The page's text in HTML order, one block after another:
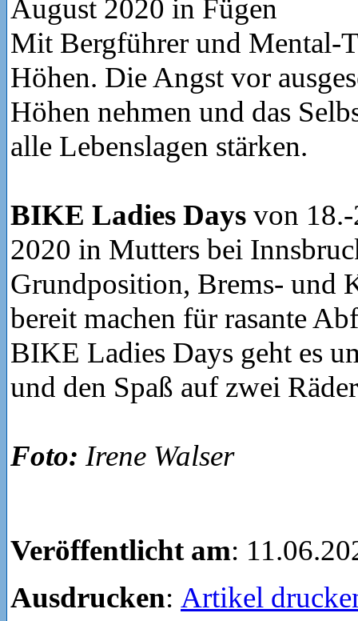
August 2020 in Fügen
Mit Bergführer und Mental-
Höhen. Die Angst vor
Höhen nehmen und das
alle Lebenslagen stärken.
BIKE Ladies Days von 18.-
2020 in Mutters bei
Grundposition, Brems- und
bereit machen für rasante
BIKE Ladies Days geht es
und den Spaß auf zwei
Foto: Irene Walser
Veröffentlicht am:
Ausdrucken: Artikel